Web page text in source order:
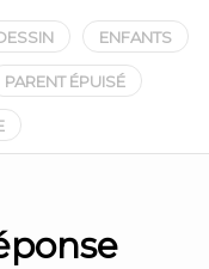
ENFANTS
PARENT ÉPUISÉ